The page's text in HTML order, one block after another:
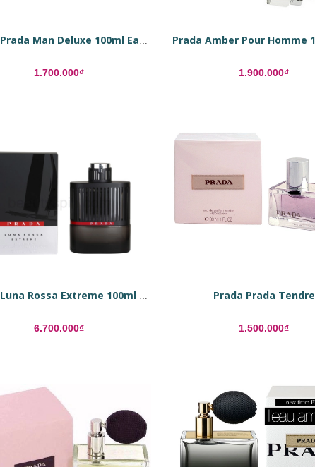
Prada Prada Man Deluxe 100ml Eau De Toilette Refillable
1.700.000₫ 1.900.000₫
Prada Luna Rossa Extreme 100ml Eau De Parfum
6.700.000₫
Prada Prada Tendre
1.500.000₫